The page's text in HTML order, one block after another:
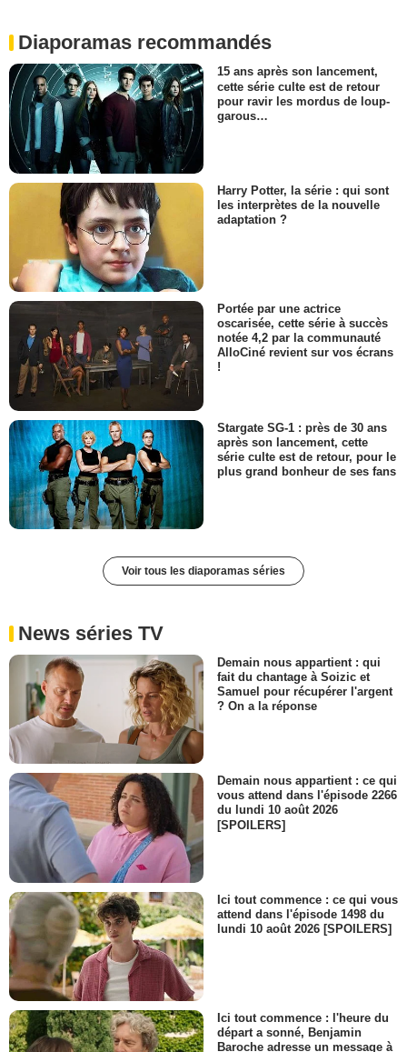
Diaporamas recommandés
15 ans après son lancement,
cette série culte est de retour
pour ravir les mordus de loup-
garous…
Harry Potter, la série : qui sont
les interprètes de la nouvelle
adaptation ?
Portée par une actrice
oscarisée, cette série à succès
notée 4,2 par la communauté
AlloCiné revient sur vos écrans
!
Stargate SG-1 : près de 30 ans
après son lancement, cette
série culte est de retour, pour le
plus grand bonheur de ses fans
Voir tous les diaporamas séries
News séries TV
Demain nous appartient : qui
fait du chantage à Soizic et
Samuel pour récupérer l'argent
? On a la réponse
Demain nous appartient : ce qui
vous attend dans l'épisode 2266
du lundi 10 août 2026
[SPOILERS]
Ici tout commence : ce qui vous
attend dans l'épisode 1498 du
lundi 10 août 2026 [SPOILERS]
Ici tout commence : l'heure du
départ a sonné, Benjamin
Baroche adresse un message à